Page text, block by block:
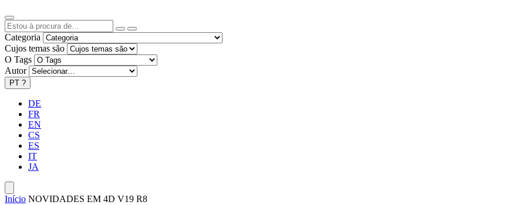
Categoria
Cujos temas são
O Tags
Autor
PT ?
DE
FR
EN
CS
ES
IT
JA
Início NOVIDADES EM 4D V19 R8